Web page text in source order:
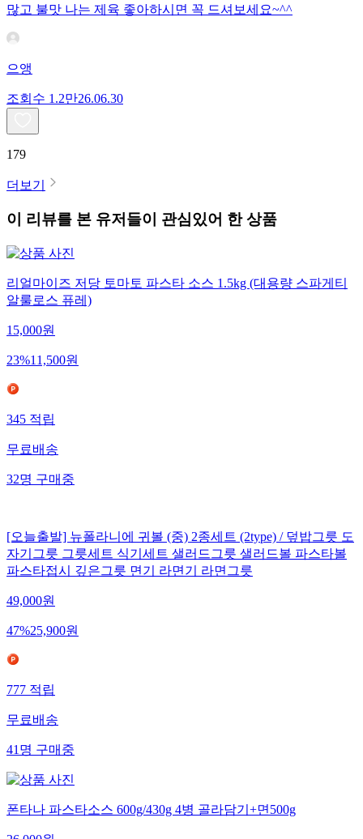
많고 불맛 나는 제육 좋아하시면 꼭 드셔보세요~^^
으앵
조회수 1.2만26.06.30
179
더보기
이 리뷰를 본 유저들이 관심있어 한 상품
리얼마이즈 저당 토마토 파스타 소스 1.5kg (대용량 스파게티
알룰로스 퓨레)
15,000원
23%11,500원
345 적립
무료배송
32명 구매중
[오늘출발] 뉴폴라니에 귀볼 (중) 2종세트 (2type) / 덮밥그릇 도
자기그릇 그릇세트 식기세트 샐러드그릇 샐러드볼 파스타볼
파스타접시 깊은그릇 면기 라면기 라면그릇
49,000원
47%25,900원
777 적립
무료배송
41 명 구매중
폰타나 파스타소스 600g/430g 4병 골라담기+면500g